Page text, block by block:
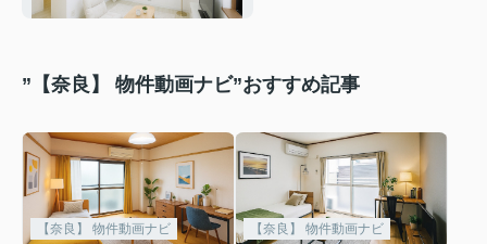
”【奈良】 物件動画ナビ”おすすめ記事
【奈良】 物件動画ナビ 【奈良】 物件動画ナビ